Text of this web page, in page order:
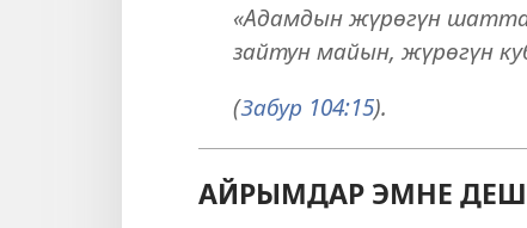
«Адамдын жүрөгүн
зайтун майын, жүрөгүн
(Забур 104:15).
АЙРЫМДАР ЭМНЕ